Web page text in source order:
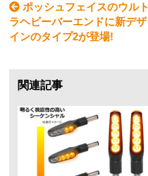
ポッシュフェイスのウルト
ラヘビーバーエンドに新デザ
インのタイプ2が登場!
関連記事